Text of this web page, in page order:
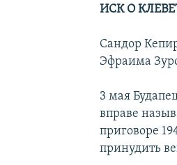
ИСК О
Сандор
Эфраима
3 мая
вправе
приговоре
принудить